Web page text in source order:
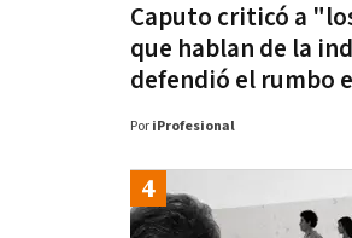
Caputo criticó a
que hablan de la
defendió el rumbo
Por iProfesional